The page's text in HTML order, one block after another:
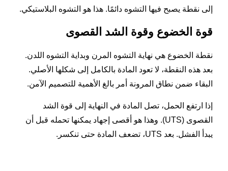
إلى نقطة يصبح فيها التشوه دائمًا. هذا هو التشوه البلاستيكي.
قوة الخضوع وقوة الشد القصوى
نقطة الخضوع هي نهاية التشوه المرن وبداية التشوه اللدن.
بعد هذه النقطة، لا تعود المادة بالكامل إلى شكلها الأصلي.
البقاء ضمن نطاق المرونة أمر بالغ الأهمية للتصميم الآمن.
إذا ارتفع الحمل، تصل المادة في النهاية إلى قوة الشد
القصوى (UTS). وهذا هو أقصى إجهاد يمكنها تحمله قبل أن
يبدأ الفشل. بعد UTS، تضعف المادة حتى تنكسر.